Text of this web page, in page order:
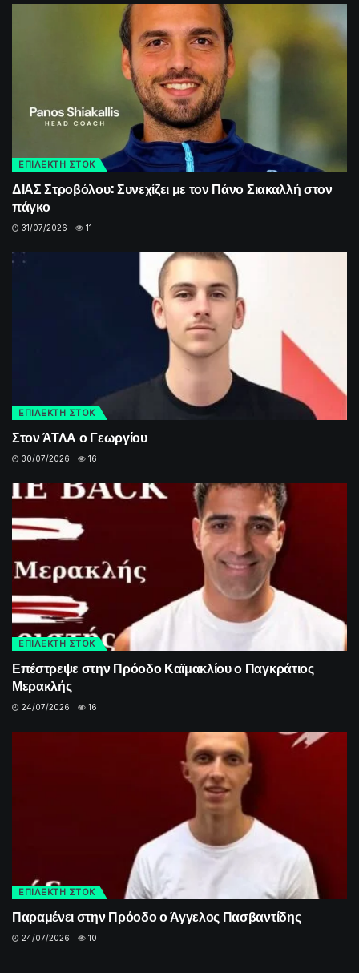
ΕΠΙΛΕΚΤΗ ΣΤΟΚ
ΔΙΑΣ Στροβόλου: Συνεχίζει με τον Πάνο Σιακαλλή στον
πάγκο
31/07/2026 11
ΕΠΙΛΕΚΤΗ ΣΤΟΚ
Στον ΆΤΛΑ ο Γεωργίου
30/07/2026 16
ΕΠΙΛΕΚΤΗ ΣΤΟΚ
Επέστρεψε στην Πρόοδο Καϊμακλίου ο Παγκράτιος
Μερακλής
24/07/2026 16
ΕΠΙΛΕΚΤΗ ΣΤΟΚ
Παραμένει στην Πρόοδο ο Άγγελος Πασβαντίδης
24/07/2026 10